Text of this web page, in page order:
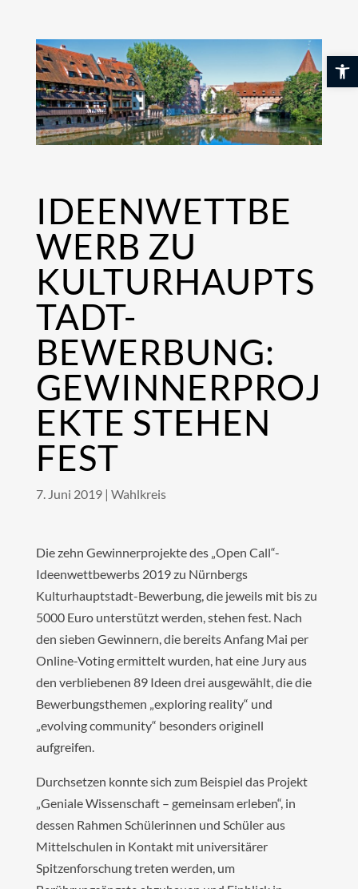
content
IDEENWETTBE
WERB ZU
KULTURHAUPTS
TADT-
BEWERBUNG:
GEWINNERPROJ
EKTE STEHEN
FEST
7. Juni 2019| Wahlkreis
Die zehn Gewinnerprojekte des „Open Call“-
Ideenwettbewerbs 2019 zu Nürnbergs
Kulturhauptstadt-Bewerbung, die jeweils mit bis zu
5000 Euro unterstützt werden, stehen fest. Nach
den sieben Gewinnern, die bereits Anfang Mai per
Online-Voting ermittelt wurden, hat eine Jury aus
den verbliebenen 89 Ideen drei ausgewählt, die die
Bewerbungsthemen „exploring reality“ und
„evolving community“ besonders originell
aufgreifen.
Durchsetzen konnte sich zum Beispiel das Projekt
„Geniale Wissenschaft – gemeinsam erleben“, in
dessen Rahmen Schülerinnen und Schüler aus
Mittelschulen in Kontakt mit universitärer
Spitzenforschung treten werden, um